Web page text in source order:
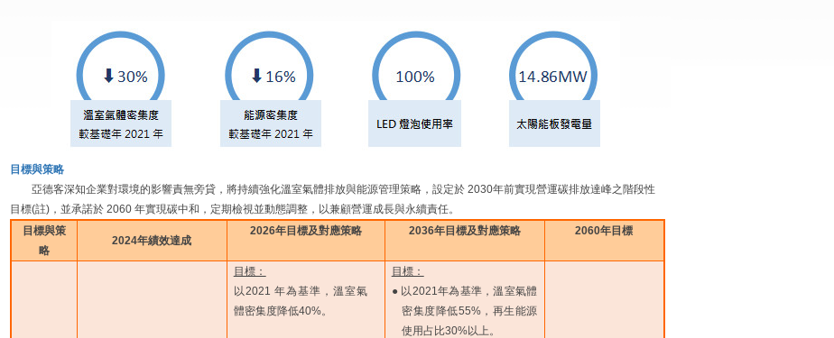
目標與策略
亞德客深知企業對環境的影響責無旁貸，將持續強化溫室氣體排放與能源管理策略，設定於 2030年前實現營運碳排放達峰之階段性
目標(註)，並承諾於 2060 年實現碳中和，定期檢視並動態調整，以兼顧營運成長與永續責任。
目標與策
略
2024年績效達成
2026年目標及對應策略 2036年目標及對應策略 2060年目標
目標：
以2021 年為基準，溫室氣
體密集度降低40%。
目標：
● 以2021年為基準，溫室氣體
密集度降低55%，再生能源
使用占比30%以上。